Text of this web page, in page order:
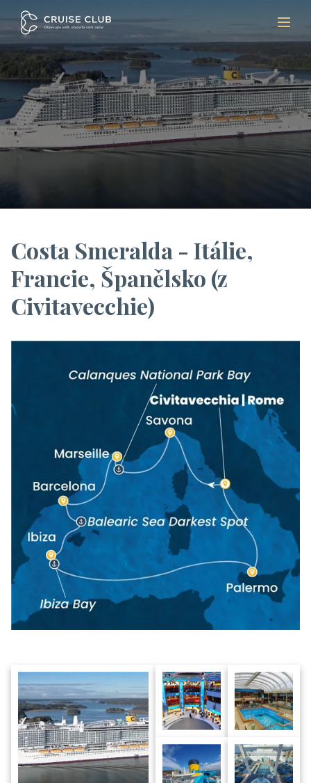
Costa Smeralda - Itálie,
Francie, Španělsko (z
Civitavecchie)